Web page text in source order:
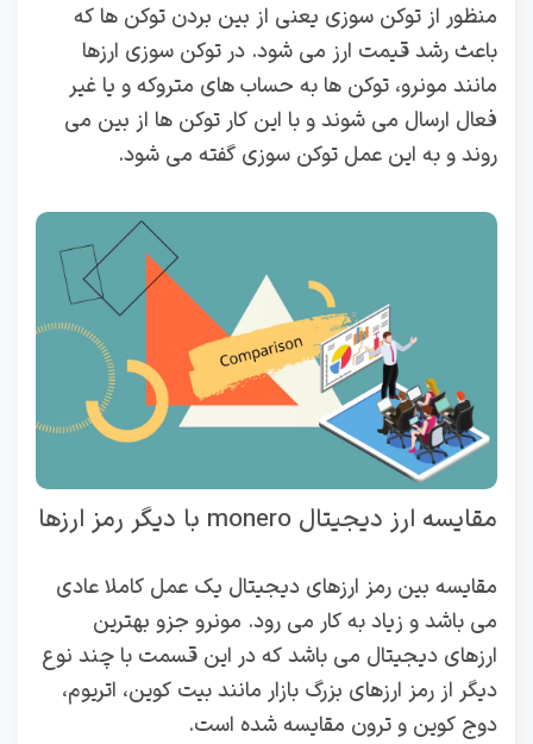
منظور از توکن سوزی یعنی از بین بردن توکن ها که
باعث رشد قیمت ارز می شود. در توکن سوزی ارزها
مانند مونرو، توکن ها به حساب های متروکه و یا غیر
فعال ارسال می شوند و با این کار توکن ها از بین می
روند و به این عمل توکن سوزی گفته می شود.
مقایسه ارز دیجیتال monero با دیگر رمز ارزها
مقایسه بین رمز ارزهای دیجیتال یک عمل کاملا عادی
می باشد و زیاد به کار می رود. مونرو جزو بهترین
ارزهای دیجیتال می باشد که در این قسمت با چند نوع
دیگر از رمز ارزهای بزرگ بازار مانند بیت کوین، اتریوم،
دوج کوین و ترون مقایسه شده است.